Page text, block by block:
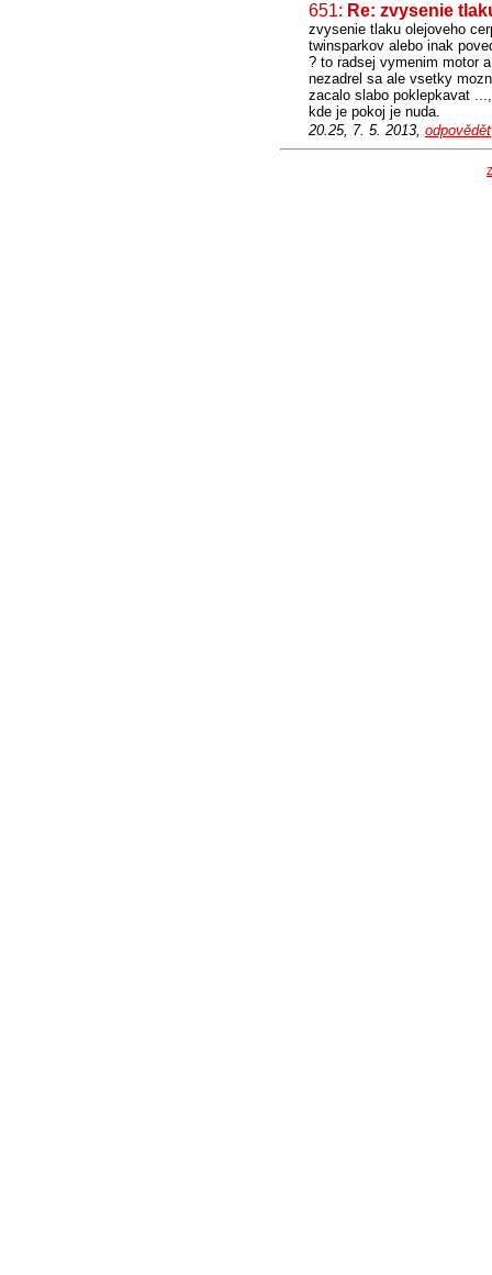
651: Re: zvysenie
zvysenie tlaku olejoveho
twinsparkov alebo inak
? to radsej vymenim motor
nezadrel sa ale vsetky
zacalo slabo poklepkavat
kde je pokoj je nuda.
20.25, 7. 5. 2013, odpovědět